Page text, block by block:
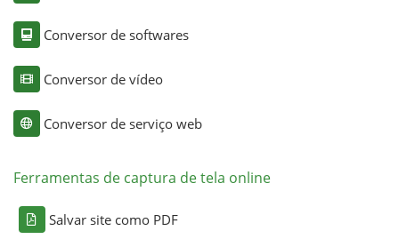
Conversor de softwares
Conversor de vídeo
Conversor de serviço web
Ferramentas de captura de tela online
Salvar site como PDF